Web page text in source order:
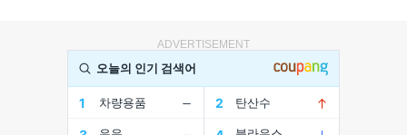
ADVERTISEMENT